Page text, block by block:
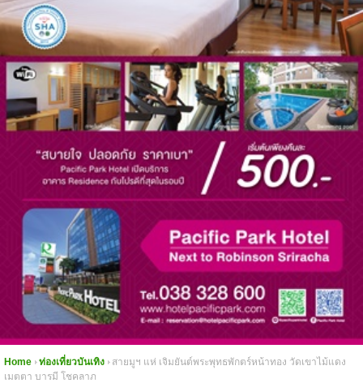
Home ท่องเที่ยวบันเทิง
สายมูฯ แห่ เจิมยันต์พระพุทธพักตร์หน้าทอง วัดเขาไม้แดง
เมตตา บารมี โชคลาภ